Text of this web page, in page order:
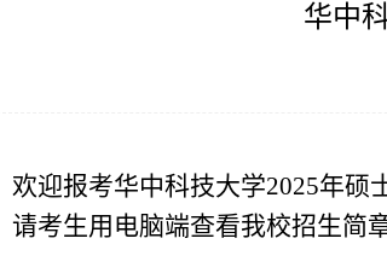
华中
欢迎报考华中科技大学2025年硕
请考生用电脑端查看我校招生简